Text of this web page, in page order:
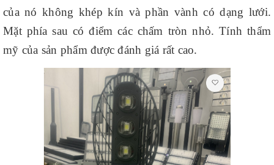
của nó không khép kín và phần vành có dạng lưới.
Mặt phía sau có điểm các chấm tròn nhỏ. Tính thẩm
mỹ của sản phẩm được đánh giá rất cao.